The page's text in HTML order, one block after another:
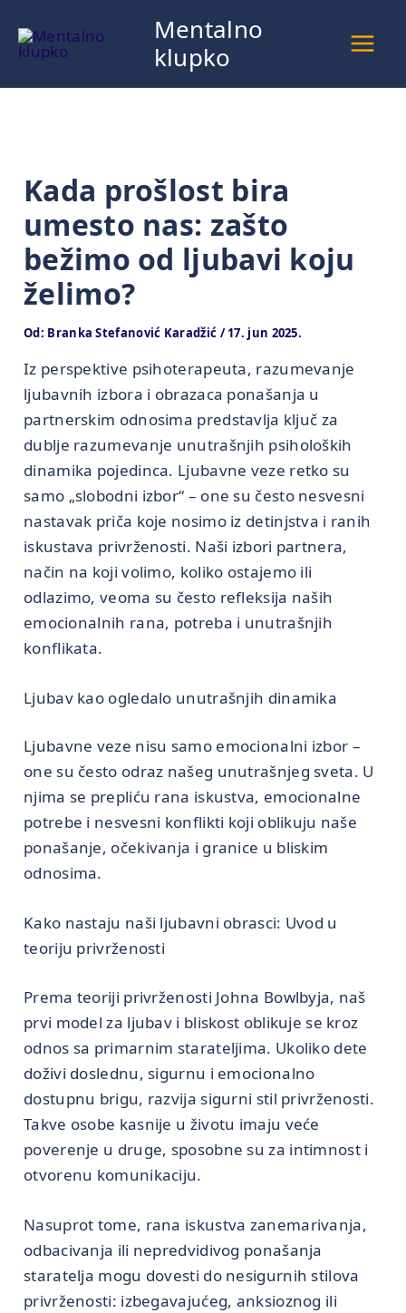
na
sadržaj
Mentalno
klupko
Kada prošlost bira
umesto nas: zašto
bežimo od ljubavi koju
želimo?
Od: Branka Stefanović Karadžić /17. jun 2025.
Iz perspektive psihoterapeuta, razumevanje
ljubavnih izbora i obrazaca ponašanja u
partnerskim odnosima predstavlja ključ za
dublje razumevanje unutrašnjih psiholoških
dinamika pojedinca. Ljubavne veze retko su
samo „slobodni izbor“ – one su često nesvesni
nastavak priča koje nosimo iz detinjstva i ranih
iskustava privrženosti. Naši izbori partnera,
način na koji volimo, koliko ostajemo ili
odlazimo, veoma su često refleksija naših
emocionalnih rana, potreba i unutrašnjih
konflikata.
Ljubav kao ogledalo unutrašnjih dinamika
Ljubavne veze nisu samo emocionalni izbor –
one su često odraz našeg unutrašnjeg sveta. U
njima se prepliću rana iskustva, emocionalne
potrebe i nesvesni konflikti koji oblikuju naše
ponašanje, očekivanja i granice u bliskim
odnosima.
Kako nastaju naši ljubavni obrasci: Uvod u
teoriju privrženosti
Prema teoriji privrženosti Johna Bowlbyja, naš
prvi model za ljubav i bliskost oblikuje se kroz
odnos sa primarnim starateljima. Ukoliko dete
doživi doslednu, sigurnu i emocionalno
dostupnu brigu, razvija sigurni stil privrženosti.
Takve osobe kasnije u životu imaju veće
poverenje u druge, sposobne su za intimnost i
otvorenu komunikaciju.
Nasuprot tome, rana iskustva zanemarivanja,
odbacivanja ili nepredvidivog ponašanja
staratelja mogu dovesti do nesigurnih stilova
privrženosti: izbegavajućeg, anksioznog ili